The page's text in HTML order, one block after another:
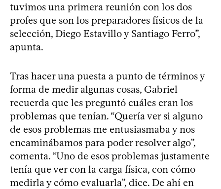
tuvimos una primera reunión con los dos
profes que son los preparadores físicos de la
selección, Diego Estavillo y Santiago Ferro”,
apunta.
Tras hacer una puesta a punto de términos y
forma de medir algunas cosas, Gabriel
recuerda que les preguntó cuáles eran los
problemas que tenían. “Quería ver si alguno
de esos problemas me entusiasmaba y nos
encaminábamos para poder resolver algo”,
comenta. “Uno de esos problemas justamente
tenía que ver con la carga física, con cómo
medirla y cómo evaluarla”, dice. De ahí en